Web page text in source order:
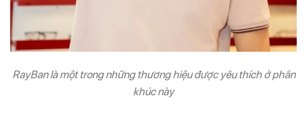
RayBan là một trong những thương hiệu được yêu thích ở phân
khúc này